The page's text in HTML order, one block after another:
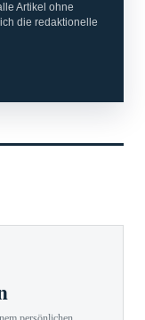
Artikel ohne
die redaktionelle